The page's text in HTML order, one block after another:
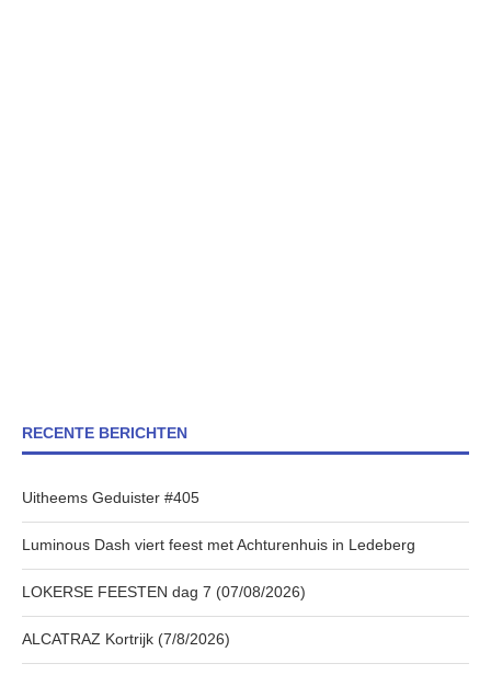
RECENTE BERICHTEN
Uitheems Geduister #405
Luminous Dash viert feest met Achturenhuis in Ledeberg
LOKERSE FEESTEN dag 7 (07/08/2026)
ALCATRAZ Kortrijk (7/8/2026)